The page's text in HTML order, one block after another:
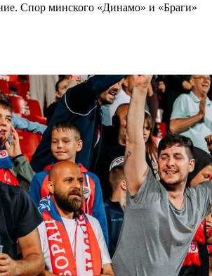
Спор минского «Динамо» и «Браги»